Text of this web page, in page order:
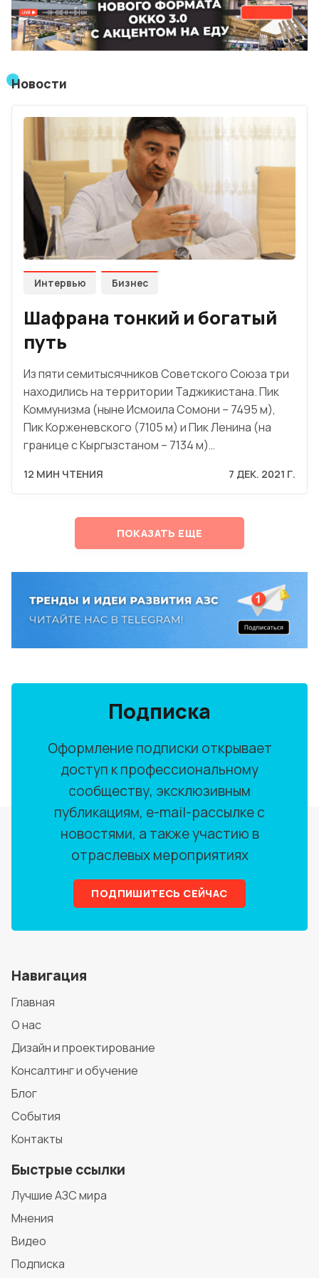
Мнения
Условия использования материалов
Политика конфиденциальности и cookie
Новости
Интервью Бизнес
Шафрана тонкий и богатый
путь
Из пяти семитысячников Советского Союза три
находились на территории Таджикистана. Пик
Коммунизма (ныне Исмоила Сомони – 7495 м),
Пик Корженевского (7105 м) и Пик Ленина (на
границе с Кыргызстаном – 7134 м)…
12 МИН ЧТЕНИЯ 7 ДЕК. 2021 Г.
ПОКАЗАТЬ ЕЩЕ
Подписка
Оформление подписки открывает
доступ к профессиональному
сообществу, эксклюзивным
публикациям, e-mail-рассылке с
новостями, а также участию в
отраслевых мероприятиях
ПОДПИШИТЕСЬ СЕЙЧАС
Навигация
Главная
О нас
Дизайн и проектирование
Консалтинг и обучение
Блог
События
Контакты
Быстрые ссылки
Лучшие АЗС мира
Мнения
Видео
Подписка